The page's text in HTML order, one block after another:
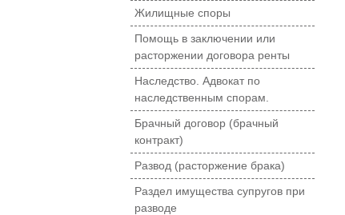
Жилищные споры
Помощь в заключении или
расторжении договора ренты
Наследство. Адвокат по
наследственным спорам.
Брачный договор (брачный
контракт)
Развод (расторжение брака)
Раздел имущества супругов при
разводе